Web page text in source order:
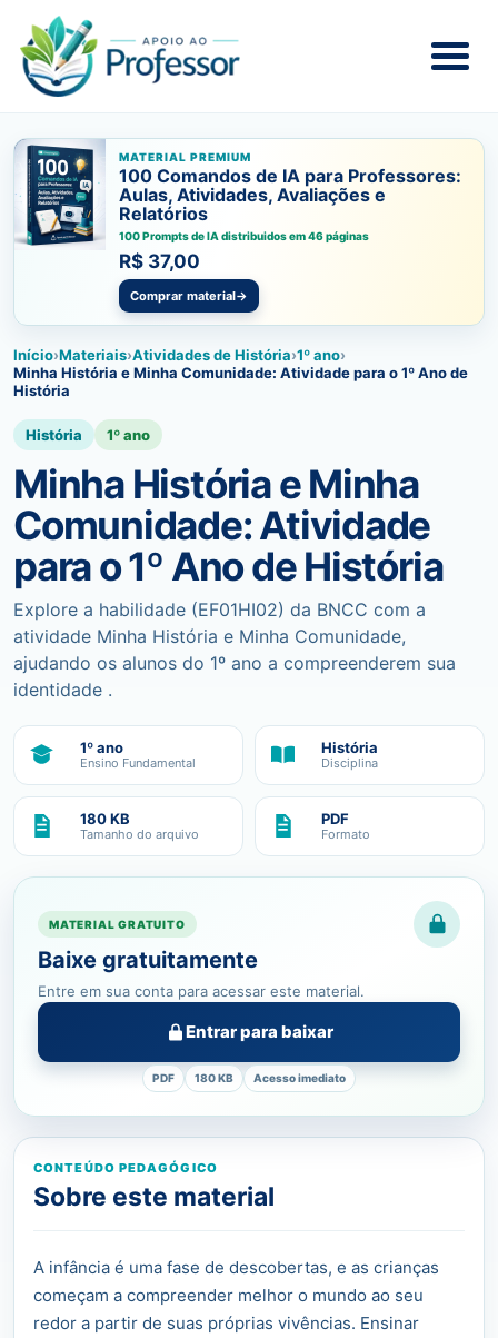
MATERIAL PREMIUM
100 Comandos de IA para Professores:
Aulas, Atividades, Avaliações e
Relatórios
100 Prompts de IA distribuidos em 46 páginas
R$ 37,00
Comprar material→
Início›Materiais›Atividades de História›1º ano›
Minha História e Minha Comunidade: Atividade para o 1º Ano de
História
História 1º ano
Minha História e Minha
Comunidade: Atividade
para o 1º Ano de História
Explore a habilidade (EF01HI02) da BNCC com a
atividade Minha História e Minha Comunidade,
ajudando os alunos do 1º ano a compreenderem sua
identidade .
1º ano
Ensino Fundamental
História
Disciplina
180 KB
Tamanho do arquivo
PDF
Formato
MATERIAL GRATUITO
Baixe gratuitamente
Entre em sua conta para acessar este material.
Entrar para baixar
PDF 180 KB Acesso imediato
CONTEÚDO PEDAGÓGICO
Sobre este material
A infância é uma fase de descobertas, e as crianças
começam a compreender melhor o mundo ao seu
redor a partir de suas próprias vivências. Ensinar